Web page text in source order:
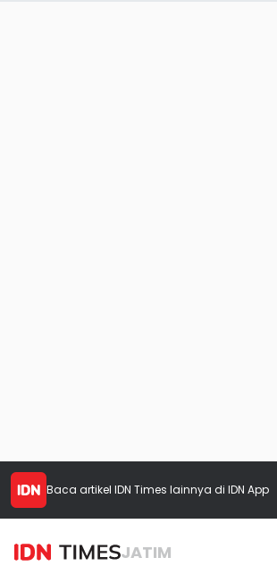
Baca artikel IDN Times lainnya di IDN App
JATIM